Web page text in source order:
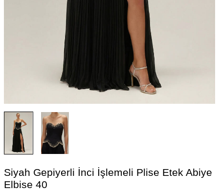
Siyah Gepiyerli İnci İşlemeli Plise Etek Abiye
Elbise 40